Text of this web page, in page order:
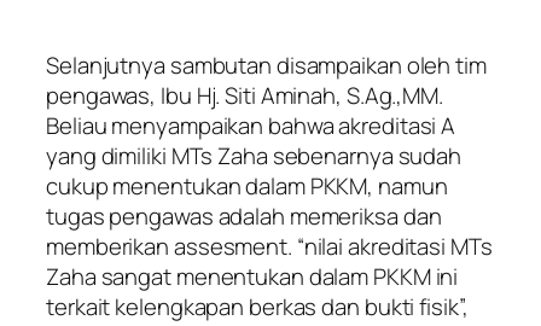
Selanjutnya sambutan disampaikan oleh tim
pengawas, Ibu Hj. Siti Aminah, S.Ag.,MM.
Beliau menyampaikan bahwa akreditasi A
yang dimiliki MTs Zaha sebenarnya sudah
cukup menentukan dalam PKKM, namun
tugas pengawas adalah memeriksa dan
memberikan assesment. “nilai akreditasi MTs
Zaha sangat menentukan dalam PKKM ini
terkait kelengkapan berkas dan bukti fisik”,